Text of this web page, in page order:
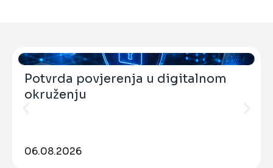
Potvrda povjerenja u digitalnom
okruženju
06.08.2026